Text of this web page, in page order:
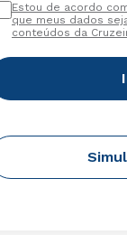
Estou de acordo
que meus dados
conteúdos da